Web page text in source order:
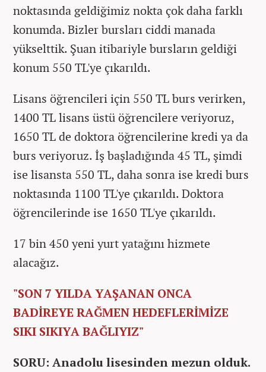
noktasında geldiğimiz nokta çok daha farklı
konumda. Bizler bursları ciddi manada
yükselttik. Şuan itibariyle bursların geldiği
konum 550 TL'ye çıkarıldı.
Lisans öğrencileri için 550 TL burs verirken,
1400 TL lisans üstü öğrencilere veriyoruz,
1650 TL de doktora öğrencilerine kredi ya da
burs veriyoruz. İş başladığında 45 TL, şimdi
ise lisansta 550 TL, daha sonra ise kredi burs
noktasında 1100 TL'ye çıkarıldı. Doktora
öğrencilerinde ise 1650 TL'ye çıkarıldı.
17 bin 450 yeni yurt yatağını hizmete
alacağız.
"SON 7 YILDA YAŞANAN ONCA
BADİREYE RAĞMEN HEDEFLERİMİZE
SIKI SIKIYA BAĞLIYIZ"
SORU: Anadolu lisesinden mezun olduk.